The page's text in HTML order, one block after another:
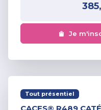
Je
Tout présentiel